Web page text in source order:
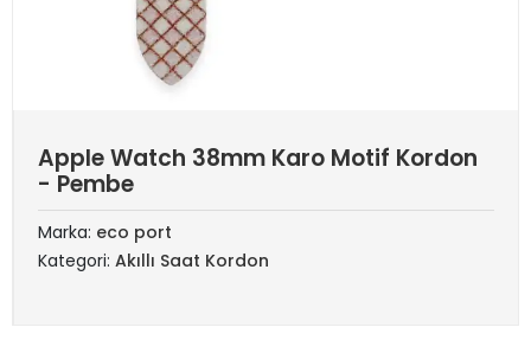
Apple Watch 38mm Karo Motif Kordon
- Pembe
Marka: eco port
Kategori: Akıllı Saat Kordon